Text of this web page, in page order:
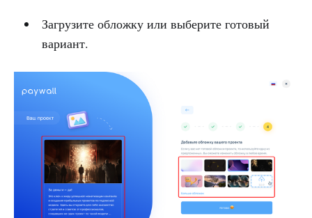
Загрузите обложку или выберите готовый
вариант.